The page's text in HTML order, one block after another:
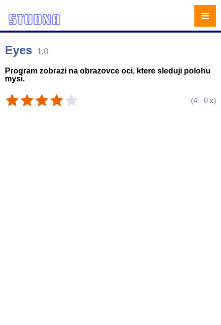
Eyes 1.0
Program zobrazi na obrazovce oci, ktere sleduji polohu
mysi.
(4 - 0 x)
≡